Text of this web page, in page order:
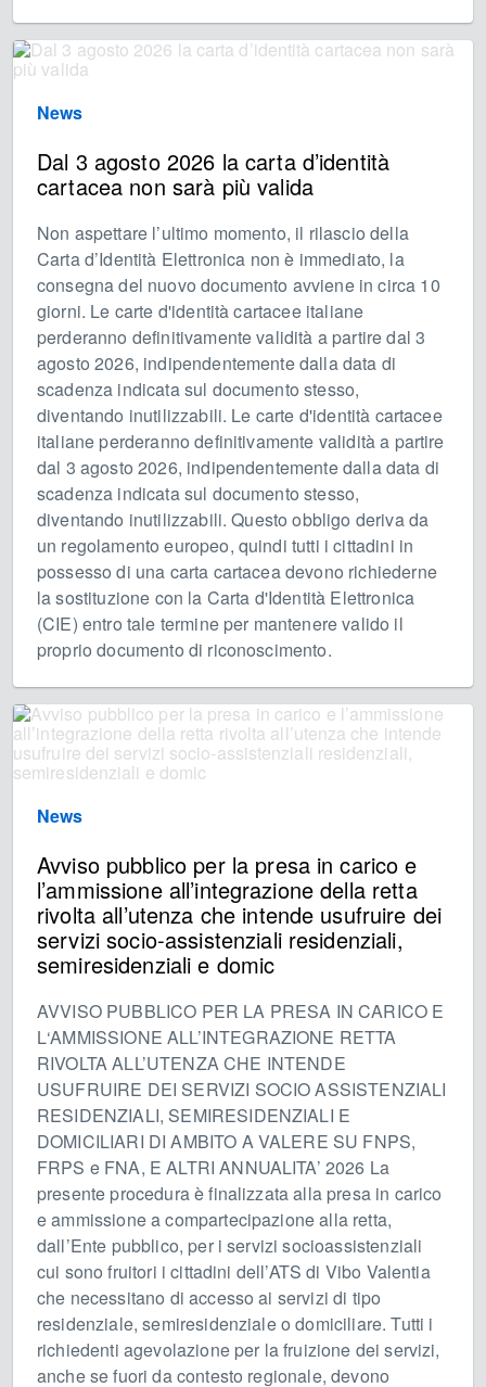
News
Dal 3 agosto 2026 la carta d’identità
cartacea non sarà più valida
Non aspettare l’ultimo momento, il rilascio della
Carta d’Identità Elettronica non è immediato, la
consegna del nuovo documento avviene in circa 10
giorni. Le carte d'identità cartacee italiane
perderanno definitivamente validità a partire dal 3
agosto 2026, indipendentemente dalla data di
scadenza indicata sul documento stesso,
diventando inutilizzabili. Le carte d'identità cartacee
italiane perderanno definitivamente validità a partire
dal 3 agosto 2026, indipendentemente dalla data di
scadenza indicata sul documento stesso,
diventando inutilizzabili. Questo obbligo deriva da
un regolamento europeo, quindi tutti i cittadini in
possesso di una carta cartacea devono richiederne
la sostituzione con la Carta d'Identità Elettronica
(CIE) entro tale termine per mantenere valido il
proprio documento di riconoscimento.
News
Avviso pubblico per la presa in carico e
l’ammissione all’integrazione della retta
rivolta all’utenza che intende usufruire dei
servizi socio-assistenziali residenziali,
semiresidenziali e domic
AVVISO PUBBLICO PER LA PRESA IN CARICO E
L‘AMMISSIONE ALL’INTEGRAZIONE RETTA
RIVOLTA ALL’UTENZA CHE INTENDE
USUFRUIRE DEI SERVIZI SOCIO ASSISTENZIALI
RESIDENZIALI, SEMIRESIDENZIALI E
DOMICILIARI DI AMBITO A VALERE SU FNPS,
FRPS e FNA, E ALTRI ANNUALITA’ 2026 La
presente procedura è finalizzata alla presa in carico
e ammissione a compartecipazione alla retta,
dall’Ente pubblico, per i servizi socioassistenziali
cui sono fruitori i cittadini dell’ATS di Vibo Valentia
che necessitano di accesso ai servizi di tipo
residenziale, semiresidenziale o domiciliare. Tutti i
richiedenti agevolazione per la fruizione dei servizi,
anche se fuori da contesto regionale, devono